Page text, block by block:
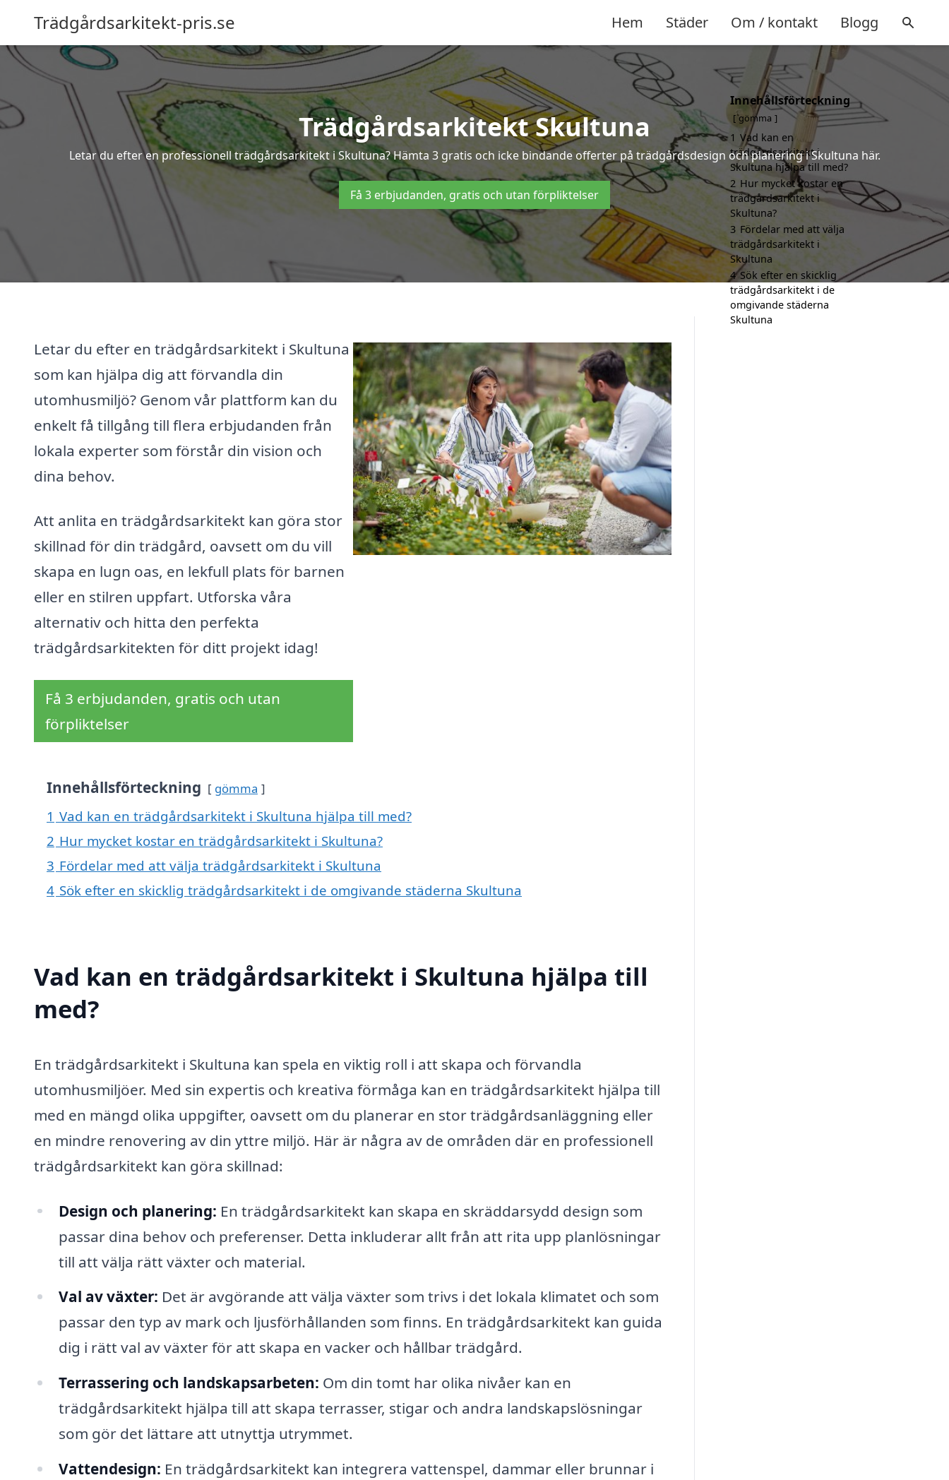
Trädgårdsarkitekt-pris.se Hem Städer Om / kontakt Blogg
Trädgårdsarkitekt Skultuna
Letar du efter en professionell trädgårdsarkitekt i Skultuna? Hämta 3 gratis och icke bindande offerter på trädgårdsdesign och planering i Skultuna här.
Få 3 erbjudanden, gratis och utan förpliktelser
Letar du efter en trädgårdsarkitekt i Skultuna
som kan hjälpa dig att förvandla din
utomhusmiljö? Genom vår plattform kan du
enkelt få tillgång till flera erbjudanden från
lokala experter som förstår din vision och
dina behov.
Att anlita en trädgårdsarkitekt kan göra stor
skillnad för din trädgård, oavsett om du vill
skapa en lugn oas, en lekfull plats för barnen
eller en stilren uppfart. Utforska våra
alternativ och hitta den perfekta
trädgårdsarkitekten för ditt projekt idag!
Få 3 erbjudanden, gratis och utan
förpliktelser
Innehållsförteckning gömma
1 Vad kan en trädgårdsarkitekt i Skultuna hjälpa till med?
2 Hur mycket kostar en trädgårdsarkitekt i Skultuna?
3 Fördelar med att välja trädgårdsarkitekt i Skultuna
4 Sök efter en skicklig trädgårdsarkitekt i de omgivande städerna Skultuna
Vad kan en trädgårdsarkitekt i Skultuna hjälpa till
med?
En trädgårdsarkitekt i Skultuna kan spela en viktig roll i att skapa och förvandla
utomhusmiljöer. Med sin expertis och kreativa förmåga kan en trädgårdsarkitekt hjälpa till
med en mängd olika uppgifter, oavsett om du planerar en stor trädgårdsanläggning eller
en mindre renovering av din yttre miljö. Här är några av de områden där en professionell
trädgårdsarkitekt kan göra skillnad:
Design och planering: En trädgårdsarkitekt kan skapa en skräddarsydd design som
passar dina behov och preferenser. Detta inkluderar allt från att rita upp planlösningar
till att välja rätt växter och material.
Val av växter: Det är avgörande att välja växter som trivs i det lokala klimatet och som
passar den typ av mark och ljusförhållanden som finns. En trädgårdsarkitekt kan guida
dig i rätt val av växter för att skapa en vacker och hållbar trädgård.
Terrassering och landskapsarbeten: Om din tomt har olika nivåer kan en
trädgårdsarkitekt hjälpa till att skapa terrasser, stigar och andra landskapslösningar
som gör det lättare att utnyttja utrymmet.
Vattendesign: En trädgårdsarkitekt kan integrera vattenspel, dammar eller brunnar i
Innehållsförteckning
gömma
1 Vad kan en
trädgårdsarkitekt i
Skultuna hjälpa till med?
2 Hur mycket kostar en
trädgårdsarkitekt i
Skultuna?
3 Fördelar med att välja
trädgårdsarkitekt i
Skultuna
4 Sök efter en skicklig
trädgårdsarkitekt i de
omgivande städerna
Skultuna